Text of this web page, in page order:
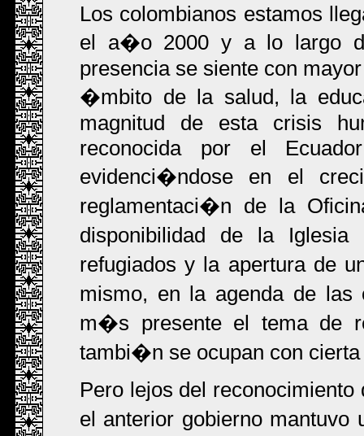
Los colombianos estamos
el a�o 2000 y a lo largo
presencia se siente con
�mbito de la salud, la
magnitud de esta crisis
reconocida por el
evidenci�ndose en el
reglamentaci�n de la
disponibilidad de la
refugiados y la apertura de
mismo, en la agenda de
m�s presente el tema de
tambi�n se ocupan con
Pero lejos del
el anterior gobierno